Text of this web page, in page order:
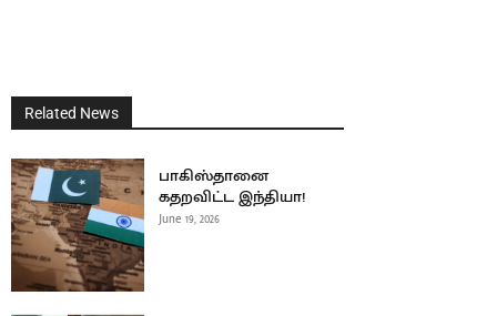
Related News
பாகிஸ்தானை
கதறவிட்ட இந்தியா!
June 19, 2026